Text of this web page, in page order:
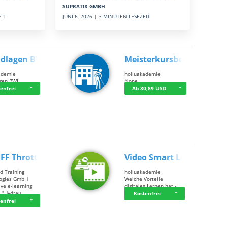
SUPRATIX GMBH
JUNI 6, 2026 | 3 MINUTEN LESEZEIT
BWL
BWL
Meisterkursbegl…
holluakademie
None
Ab 80,89 USD
Throttle…
Training
GmbH
e-learning
"Hydrau…
Video Smart Lea…
holluakademie
Welche Vorteile
digitales Lernen hat - …
Kostenfrei